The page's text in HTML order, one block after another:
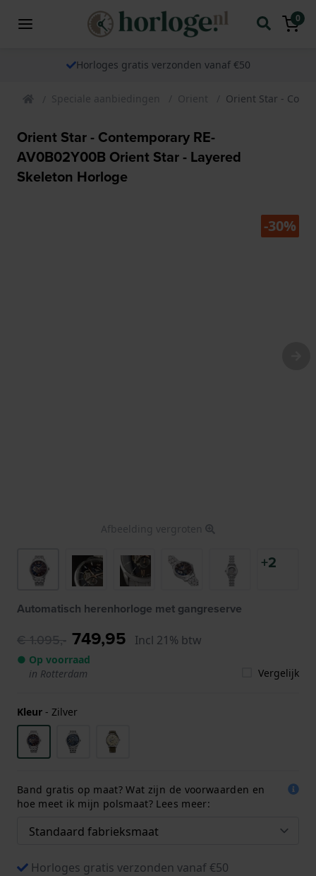
0
Horloges gratis verzonden vanaf €50
Speciale aanbiedingen Orient Orient Star -
Orient Star - Contemporary RE-
AV0B02Y00B Orient Star - Layered
Skeleton Horloge
-30%
Afbeelding vergroten
+2
Automatisch herenhorloge met gangreserve
€ 1.095,- 749,95 Incl 21% btw
● Op voorraad
in Rotterdam
Vergelijk
Kleur - Zilver
Band gratis op maat? Wat zijn de voorwaarden en
hoe meet ik mijn polsmaat? Lees meer:
Horloges gratis verzonden vanaf €50